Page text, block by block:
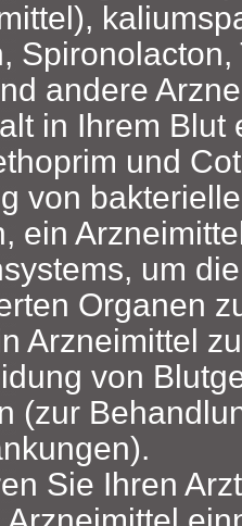
Spironolacton,
andere
in Ihrem Blut
und
von
ein
um
Organen
Arzneimittel
von
(zur
Sie Ihren